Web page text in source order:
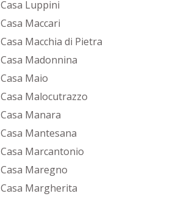
Casa Luppini
Casa Maccari
Casa Macchia di Pietra
Casa Madonnina
Casa Maio
Casa Malocutrazzo
Casa Manara
Casa Mantesana
Casa Marcantonio
Casa Maregno
Casa Margherita